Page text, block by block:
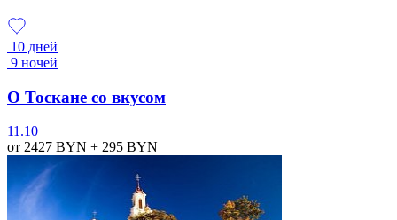
10 дней
9 ночей
О Тоскане со вкусом
11.10
от 2427 BYN + 295 BYN